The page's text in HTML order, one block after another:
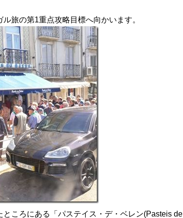
旅の第1重点攻略目標へ向かいます。
ころにある「パステイス・デ・ベレン(Pasteis de